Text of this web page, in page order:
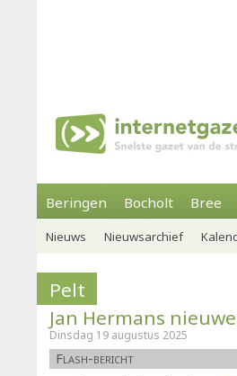
Beringen Bocholt Bree
Nieuws Nieuwsarchief
Pelt
Jan Hermans
Dinsdag 19 augustus 2025
Flash-bericht